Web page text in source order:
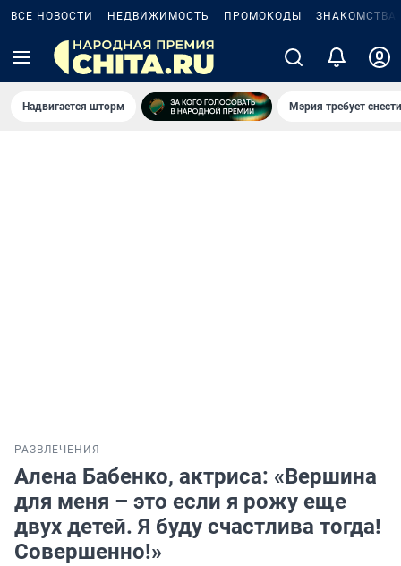
ВСЕ НОВОСТИ НЕДВИЖИМОСТЬ ПРОМОКОДЫ ЗНАКОМСТВА
Надвигается шторм Мэрия требует
РАЗВЛЕЧЕНИЯ
Алена Бабенко, актриса: «Вершина
для меня – это если я рожу еще
двух детей. Я буду счастлива тогда!
Совершенно!»